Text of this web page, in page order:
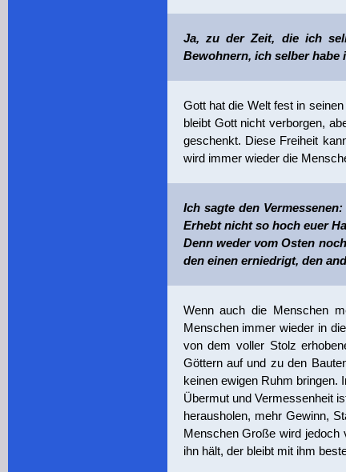
Ja, zu der Zeit, die ich
Bewohnern, ich selber habe
Gott hat die Welt fest in
bleibt Gott nicht verborgen,
geschenkt. Diese Freiheit
wird immer wieder die
Ich sagte den
Erhebt nicht so hoch euer
Denn weder vom Osten
den einen erniedrigt, den
Wenn auch die Menschen
Menschen immer wieder in
von dem voller Stolz
Göttern auf und zu den
keinen ewigen Ruhm bringen.
Übermut und Vermessenheit
herausholen, mehr Gewinn,
Menschen Große wird jedoch
ihn hält, der bleibt mit ihm